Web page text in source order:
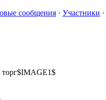
сообщения · Участники ·